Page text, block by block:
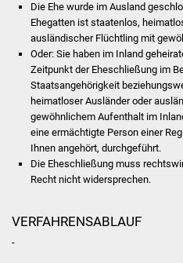
Die Ehe wurde im Ausland
Ehegatten ist staatenlos,
ausländischer Flüchtling mit
Oder: Sie haben im Inland
Zeitpunkt der Eheschließung im
Staatsangehörigkeit
heimatloser Ausländer oder
gewöhnlichem Aufenthalt im
eine ermächtigte Person einer
Ihnen angehört, durchgeführt.
Die Eheschließung muss
Recht nicht widersprechen.
VERFAHRENSABLAUF
-